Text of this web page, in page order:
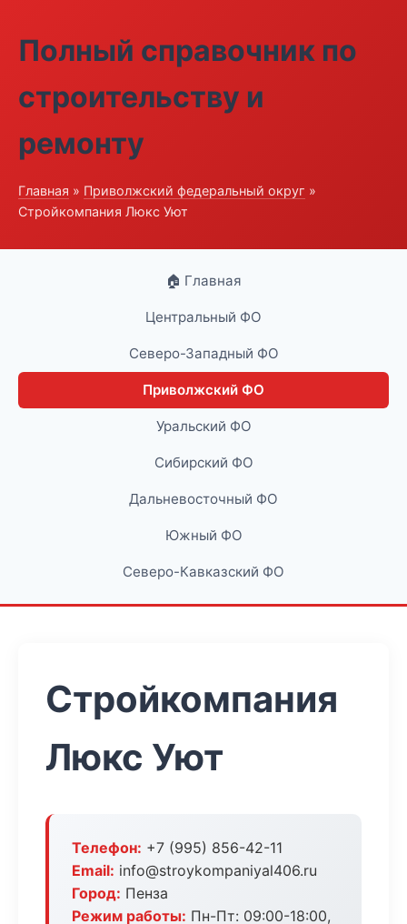
Полный справочник по
строительству и
ремонту
Главная » Приволжский федеральный округ »
Стройкомпания Люкс Уют
🏠 Главная
Центральный ФО
Северо-Западный ФО
Приволжский ФО
Уральский ФО
Сибирский ФО
Дальневосточный ФО
Южный ФО
Северо-Кавказский ФО
Стройкомпания
Люкс Уют
Телефон: +7 (995) 856-42-11
Email: info@stroykompaniyal406.ru
Город: Пенза
Режим работы: Пн-Пт: 09:00-18:00,